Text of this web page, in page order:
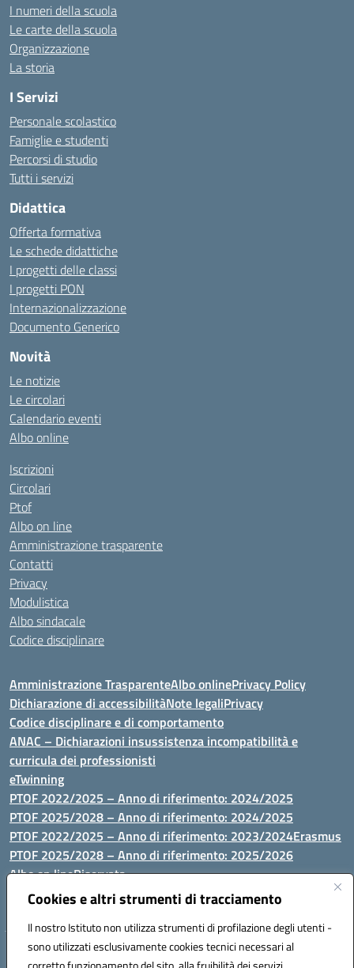
Cookies e altri strumenti di tracciamento
Il nostro Istituto non utilizza strumenti di profilazione degli utenti -
sono utilizzati esclusivamente cookies tecnici necessari al
I numeri della scuola
Le carte della scuola
Organizzazione
La storia
I Servizi
Personale scolastico
Famiglie e studenti
Percorsi di studio
Tutti i servizi
Didattica
Offerta formativa
Le schede didattiche
I progetti delle classi
I progetti PON
Internazionalizzazione
Documento Generico
Novità
Le notizie
Le circolari
Calendario eventi
Albo online
Iscrizioni
Circolari
Ptof
Albo on line
Amministrazione trasparente
Contatti
Privacy
Modulistica
Albo sindacale
Codice disciplinare
Amministrazione TrasparenteAlbo onlinePrivacy Policy
Dichiarazione di accessibilitàNote legaliPrivacy
Codice disciplinare e di comportamento
ANAC – Dichiarazioni insussistenza incompatibilità e
curricula dei professionisti
eTwinning
PTOF 2022/2025 – Anno di riferimento: 2024/2025
PTOF 2025/2028 – Anno di riferimento: 2024/2025
PTOF 2022/2025 – Anno di riferimento: 2023/2024Erasmus
PTOF 2025/2028 – Anno di riferimento: 2025/2026
Albo on lineRiservata
P.N. Dotazione di attrezzature per le palestre
Via Luna e Sole, 44 07100, Sassari - Tel 079293287 - Fax 0793764116